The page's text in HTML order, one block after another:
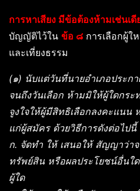
การหาเสียง มีข้อต้องห้ามเช่นเ
บัญญัติไว้ใน ข้อ ๘ การเลือกผู้ใ
และเที่ยงธรรม
(๑) นับแต่วันที่นายอำเภอประก
จนถึงวันเลือก ห้ามมิให้ผู้ใดกระ
จูงใจให้ผู้มีสิทธิเลือกลงคะแนน
แก่ผู้สมัคร ด้วยวิธีการดังต่อไปนี้
ก. จัดทำ ให้ เสนอให้ สัญญาว่าจ
ทรัพย์สิน หรือผลประโยชน์อื่นใ
ผู้ใด